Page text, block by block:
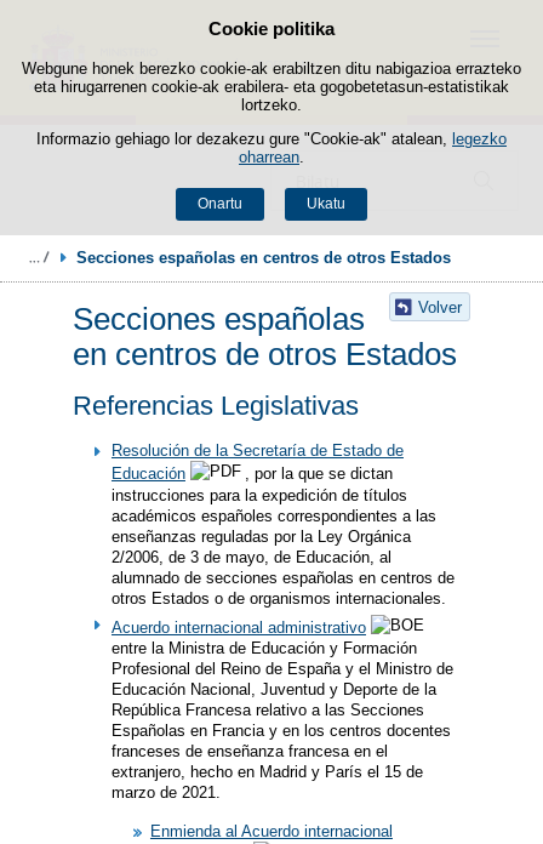
Cookie politika
Webgune honek berezko cookie-ak erabiltzen ditu nabigazioa errazteko
eta hirugarrenen cookie-ak erabilera- eta gogobetetasun-estatistikak
lortzeko.
Informazio gehiago lor dezakezu gure "Cookie-ak" atalean, legezko
oharrean
Onartu Ukatu
Edukira salto egin
Menua
Secciones españolas en centros de otros Estados
Volver
Secciones españolas
en centros de otros Estados
Referencias Legislativas
Resolución de la Secretaría de Estado de
Educación
, por la que se dictan
instrucciones para la expedición de títulos
académicos españoles correspondientes a las
enseñanzas reguladas por la Ley Orgánica
2/2006, de 3 de mayo, de Educación, al
alumnado de secciones españolas en centros de
otros Estados o de organismos internacionales.
Acuerdo internacional administrativo
entre la Ministra de Educación y Formación
Profesional del Reino de España y el Ministro de
Educación Nacional, Juventud y Deporte de la
República Francesa relativo a las Secciones
Españolas en Francia y en los centros docentes
franceses de enseñanza francesa en el
extranjero, hecho en Madrid y París el 15 de
marzo de 2021.
Enmienda al Acuerdo internacional